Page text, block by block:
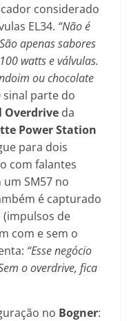
considerado
EL34. “Não é
apenas sabores
watts e válvulas.
ou chocolate
sinal parte do
Overdrive da
Power Station
para dois
com falantes
SM57 no
é capturado
(impulsos de
com e sem o
“Esse negócio
o overdrive, fica
no Bogner: